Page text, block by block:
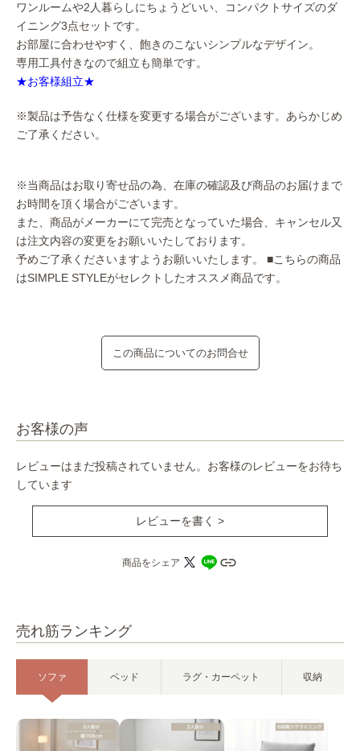
売れ筋ランキング
ソファ ベッド ラグ・カーペット 収納
ワンルームや2人暮らしにちょうどいい、コンパクトサイズのダ
イニング3点セットです。
お部屋に合わせやすく、飽きのこないシンプルなデザイン。
専用工具付きなので組立も簡単です。
★お客様組立★
※製品は予告なく仕様を変更する場合がございます。あらかじめ
ご了承ください。
※当商品はお取り寄せ品の為、在庫の確認及び商品のお届けまで
お時間を頂く場合がございます。
また、商品がメーカーにて完売となっていた場合、キャンセル又
は注文内容の変更をお願いいたしております。
予めご了承くださいますようお願いいたします。 ■こちらの商品
はSIMPLE STYLEがセレクトしたオススメ商品です。
この商品についてのお問合せ
お客様の声
レビューはまだ投稿されていません。お客様のレビューをお待ち
しています
レビューを書く >
商品をシェア